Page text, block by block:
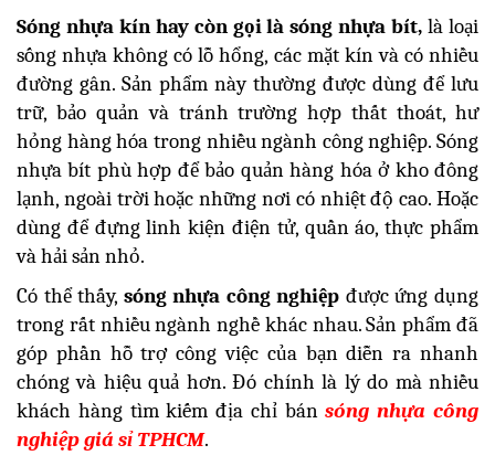
Sóng nhựa kín hay còn gọi là sóng nhựa bít, là loại
sống nhựa không có lỗ hổng, các mặt kín và có nhiều
đường gân. Sản phẩm này thường được dùng để lưu
trữ, bảo quản và tránh trường hợp thất thoát, hư
hỏng hàng hóa trong nhiều ngành công nghiệp. Sóng
nhựa bít phù hợp để bảo quản hàng hóa ở kho đông
lạnh, ngoài trời hoặc những nơi có nhiệt độ cao. Hoặc
dùng để đựng linh kiện điện tử, quần áo, thực phẩm
và hải sản nhỏ.
Có thể thấy, sóng nhựa công nghiệp được ứng dụng
trong rất nhiều ngành nghề khác nhau. Sản phẩm đã
góp phần hỗ trợ công việc của bạn diễn ra nhanh
chóng và hiệu quả hơn. Đó chính là lý do mà nhiều
khách hàng tìm kiếm địa chỉ bánsóng nhựa công
nghiệp giá sỉ TPHCM.